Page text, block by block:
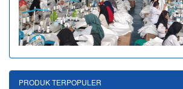
PRODUK TERPOPULER